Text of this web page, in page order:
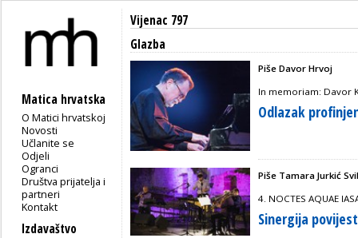
Matica hrvatska
O Matici hrvatskoj
Novosti
Učlanite se
Odjeli
Ogranci
Društva prijatelja i
partneri
Kontakt
Izdavaštvo
Vijenac 797
Glazba
Piše Davor Hrvoj
In memoriam: Davor
Odlazak
Piše Tamara Jurkić
4. NOCTES AQUAE
Sinergija